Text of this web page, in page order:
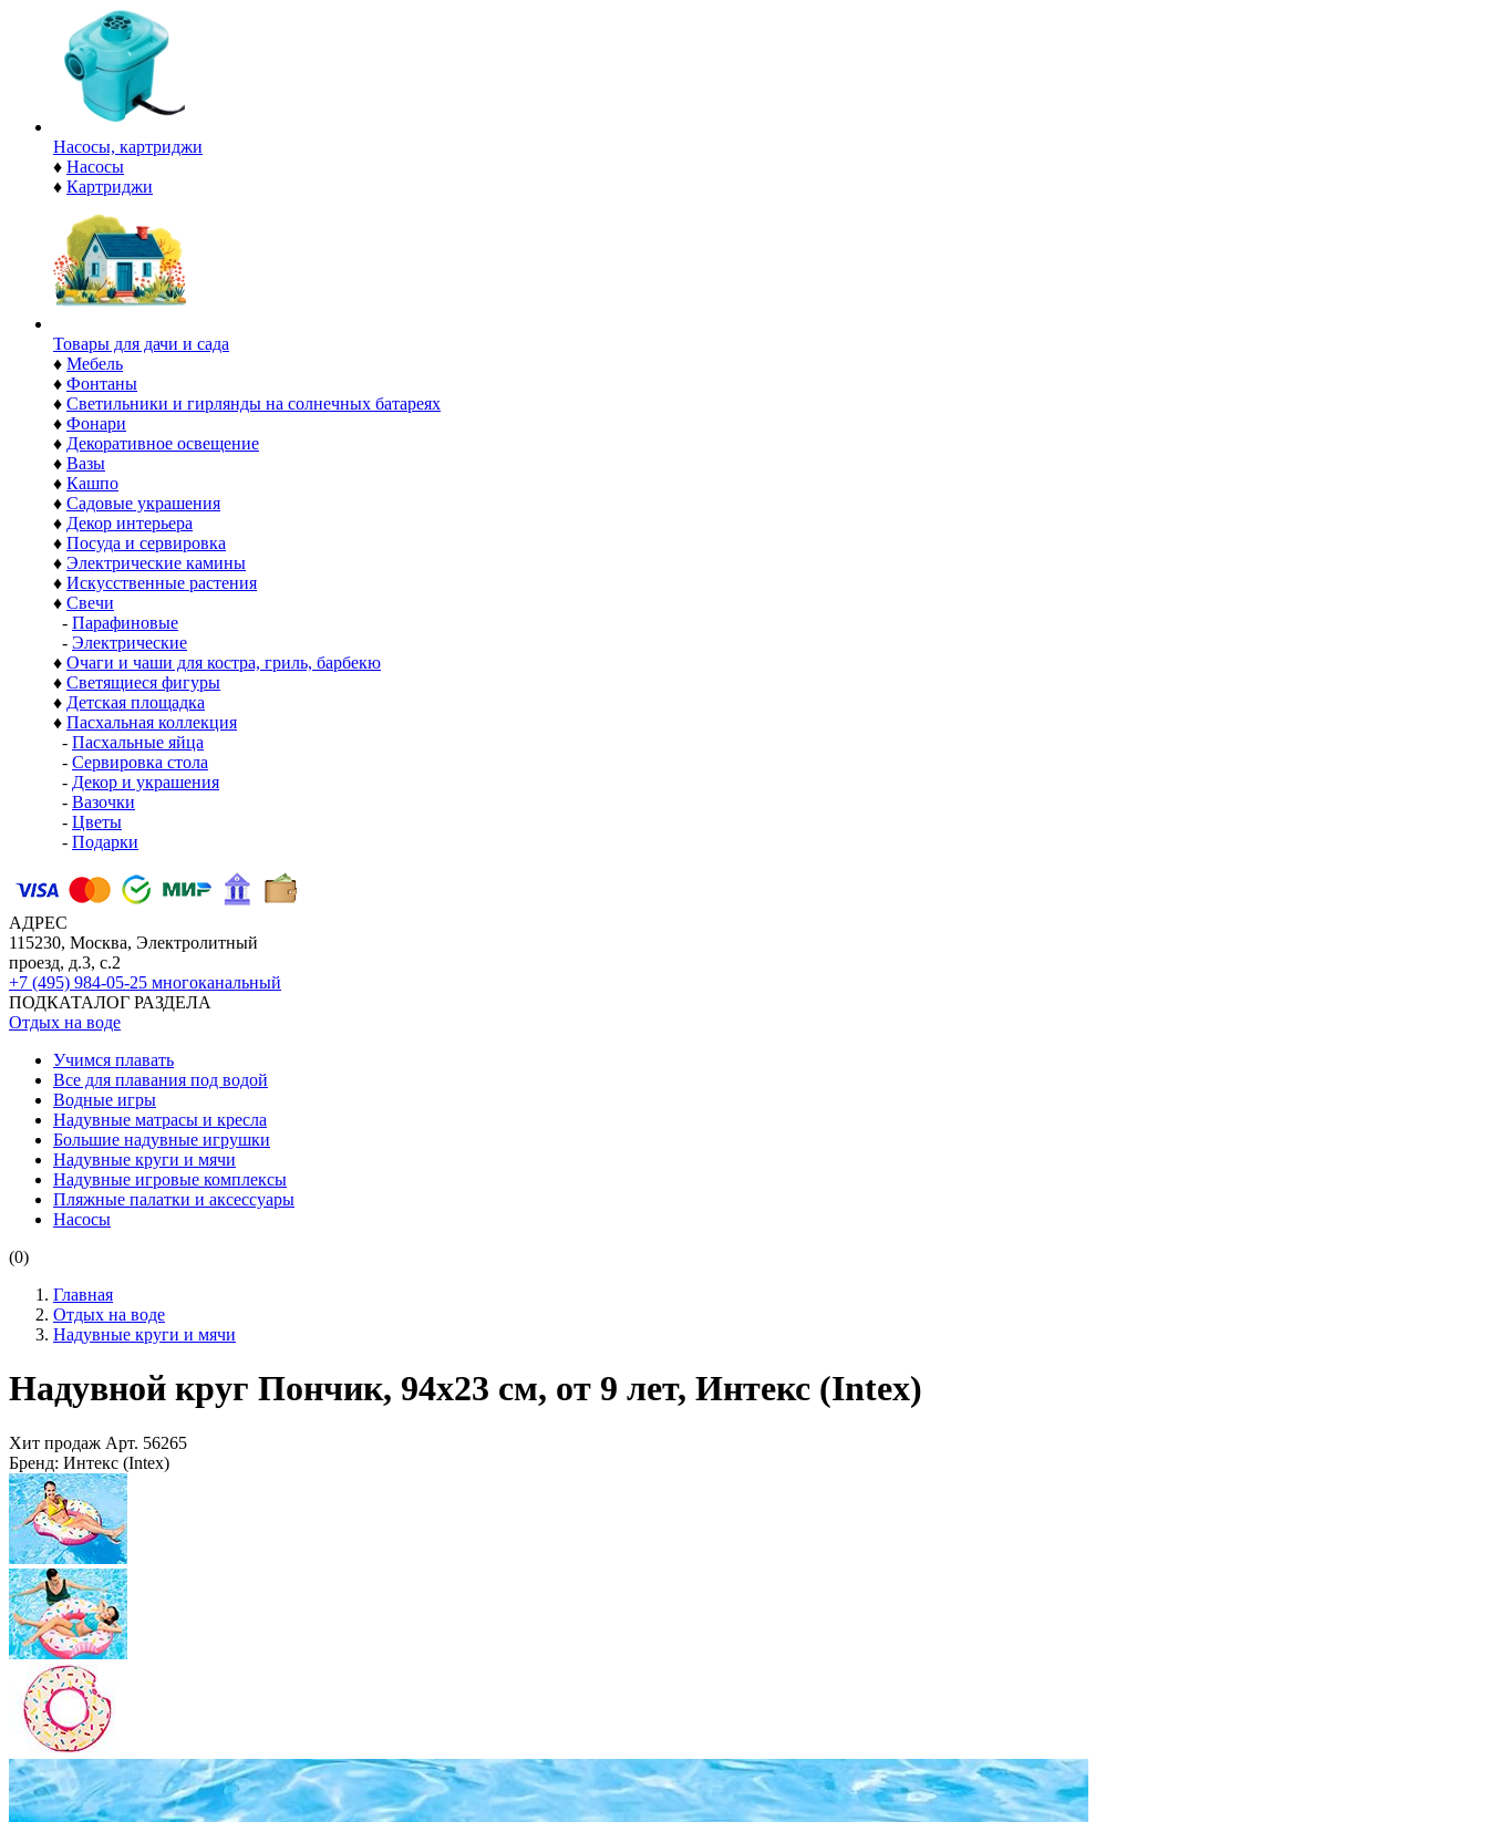
Насосы, картриджи
♦ Насосы
♦ Картриджи
Товары для дачи и сада
♦ Мебель
♦ Фонтаны
♦ Светильники и гирлянды на солнечных батареях
♦ Фонари
♦ Декоративное освещение
♦ Вазы
♦ Кашпо
♦ Садовые украшения
♦ Декор интерьера
♦ Посуда и сервировка
♦ Электрические камины
♦ Искусственные растения
♦ Свечи
- Парафиновые
- Электрические
♦ Очаги и чаши для костра, гриль, барбекю
♦ Светящиеся фигуры
♦ Детская площадка
♦ Пасхальная коллекция
- Пасхальные яйца
- Сервировка стола
- Декор и украшения
- Вазочки
- Цветы
- Подарки
АДРЕС
115230, Москва, Электролитный
проезд, д.3, с.2
+7 (495) 984-05-25 многоканальный
ПОДКАТАЛОГ РАЗДЕЛА
Отдых на воде
Учимся плавать
Все для плавания под водой
Водные игры
Надувные матрасы и кресла
Большие надувные игрушки
Надувные круги и мячи
Надувные игровые комплексы
Пляжные палатки и аксессуары
Насосы
(0)
Главная
Отдых на воде
Надувные круги и мячи
Надувной круг Пончик, 94х23 см, от 9 лет, Интекс (Intex)
Хит продаж Арт. 56265
Бренд: Интекс (Intex)